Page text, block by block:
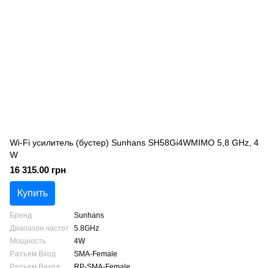
Wi-Fi усилитель (бустер) Sunhans SH58Gi4WMIMO 5,8 GHz, 4
W
16 315.00 грн
Купить
Бренд
Sunhans
Диапазон частот
5.8GHz
Мощность
4W
Разъем Вход
SMA-Female